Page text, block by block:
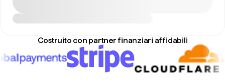
Costruito con partner finanziari affidabili